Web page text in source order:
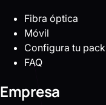
Fibra óptica
Móvil
Configura tu pack
FAQ
Empresa